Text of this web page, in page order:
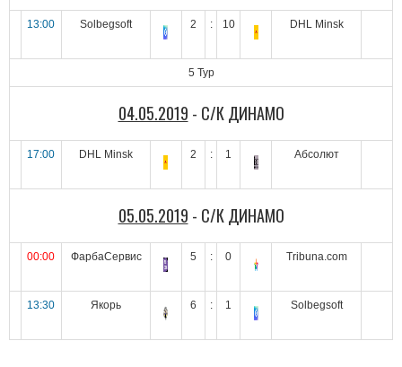
13:00 Solbegsoft 2 : 10 DHL Minsk
5 Тур
04.05.2019 - С/К ДИНАМО
17:00 DHL Minsk 2 : 1 Абсолют
05.05.2019 - С/К ДИНАМО
00:00 ФарбаСервис 5 : 0 Tribuna.com
13:30 Якорь 6 : 1 Solbegsoft